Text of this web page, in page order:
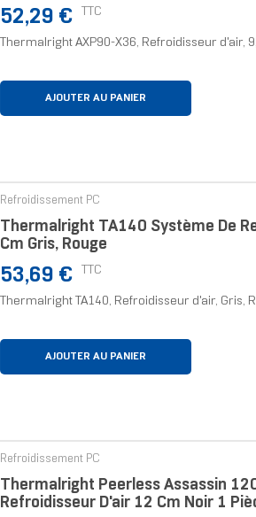
Prix
52,29 € TTC
Thermalright AXP90-X36, Refroidisseur d'air,
AJOUTER AU PANIER
Refroidissement PC
Thermalright TA140 Système De
Cm Gris, Rouge
Prix
53,69 € TTC
Thermalright TA140, Refroidisseur d'air, Gris,
AJOUTER AU PANIER
Refroidissement PC
Thermalright Peerless Assassin
Refroidisseur D'air 12 Cm Noir 1